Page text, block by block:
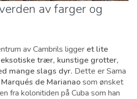
av farger og
av Cambrils ligger et lite
trær, kunstige grotter,
mange slags dyr. Dette er Sama
Marqués de Marianaosom ønsket
fra kolonitiden på Cuba som han